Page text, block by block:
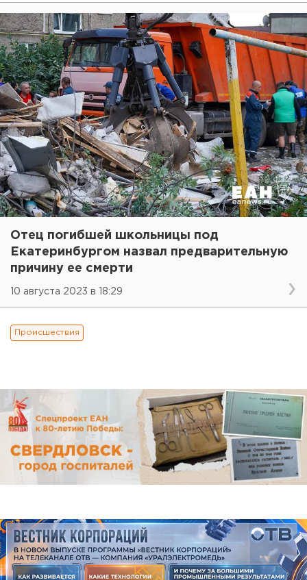
Отец погибшей школьницы под
Екатеринбургом назвал предварительную
причину ее смерти
10 августа 2023 в 18:29
Происшествия